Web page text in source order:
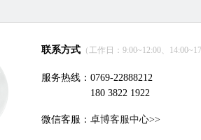
联系方式 （工作日：9:00~12:00、
服务热线：0769-22888212
180 3822 1922
微信客服： 卓博客服中心>>